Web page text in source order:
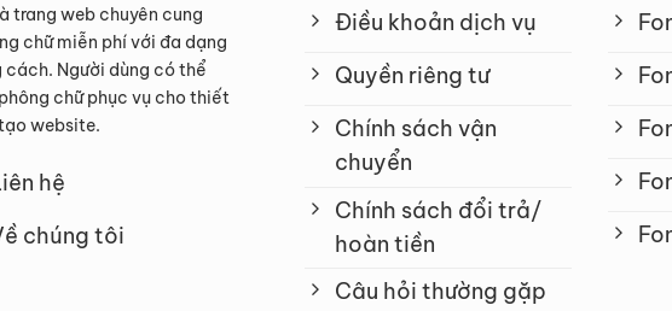
trang web chuyên cung
chữ miễn phí với đa dạng
cách. Người dùng có thể
chữ phục vụ cho thiết
website.
hệ
chúng tôi
Điều khoản dịch vụ
Quyền riêng tư
Chính sách vận
chuyển
Chính sách đổi trả/
hoàn tiền
Câu hỏi thường gặp